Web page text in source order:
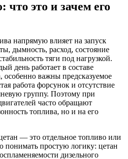
что это и зачем его
напрямую влияет на запуск
дымность, расход, состояние
тяги под нагрузкой.
день работает в составе
особенно важны предсказуемое
работа форсунок и отсутствие
группу. Поэтому при
часто обращают
топлива, но и на его
— это отдельное топливо или
понимать простую логику: цетан
дизельного